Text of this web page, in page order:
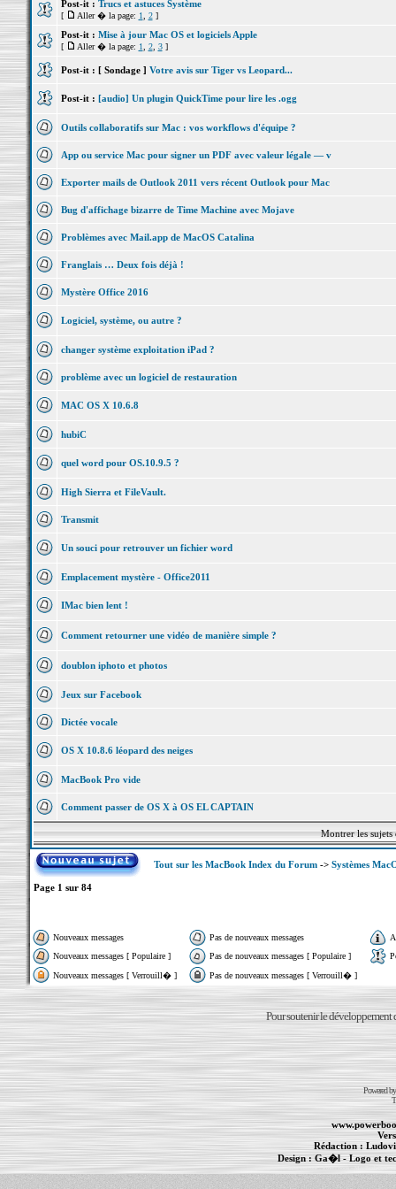
Post-it : Trucs et astuces Système
[ Aller � la page: 1 2]
Post-it : Mise à jour Mac OS et logiciels Apple
[ Aller � la page: 1 2, 3]
Post-it : [ Sondage ] Votre avis sur Tiger vs Leopard...
Post-it : [audio] Un plugin QuickTime pour lire les .ogg
Outils collaboratifs sur Mac : vos workflows d'équipe ?
App ou service Mac pour signer un PDF avec valeur légale — v
Exporter mails de Outlook 2011 vers récent Outlook pour Mac
Bug d'affichage bizarre de Time Machine avec Mojave
Problèmes avec Mail.app de MacOS Catalina
Franglais … Deux fois déjà !
Mystère Office 2016
Logiciel, système, ou autre ?
changer système exploitation iPad ?
problème avec un logiciel de restauration
MAC OS X 10.6.8
hubiC
quel word pour OS.10.9.5 ?
High Sierra et FileVault.
Transmit
Un souci pour retrouver un fichier word
Emplacement mystère - Office2011
IMac bien lent !
Comment retourner une vidéo de manière simple ?
doublon iphoto et photos
Jeux sur Facebook
Dictée vocale
OS X 10.8.6 léopard des neiges
MacBook Pro vide
Comment passer de OS X à OS EL CAPTAIN
Montrer les
Tout sur les MacBook Index du Forum-> Systèmes
Page 1 sur 84
Nouveaux messages Pas de nouveaux messages
Nouveaux messages [ Populaire ]
Pas de nouveaux messages [ Populaire ]
Nouveaux messages [ Verrouill� ]
Pas de nouveaux messages [ Verrouill� ]
Pour soutenir le développement
Powered
Rédaction :
Design : Ga�l- Logo et
Informations :